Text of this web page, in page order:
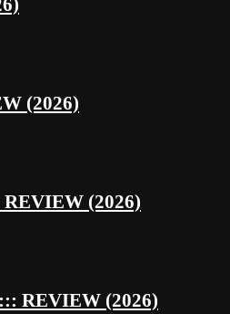
(2026)
(2026)
REVIEW (2026)